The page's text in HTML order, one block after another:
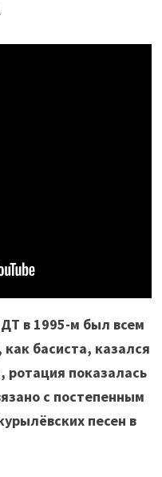
в 1995-м был всем
басиста, казался
ротация показалась
с постепенным
песен в